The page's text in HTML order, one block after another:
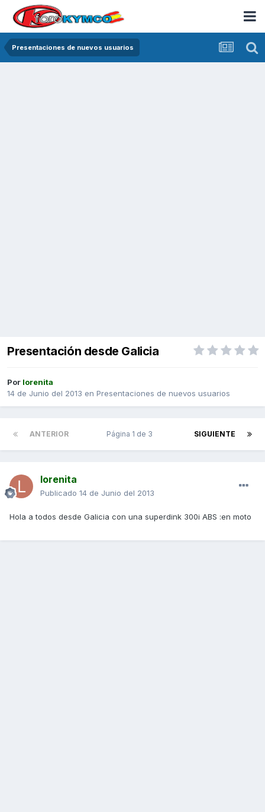
Presentaciones de nuevos usuarios
Presentación desde Galicia
Por lorenita
14 de Junio del 2013 en Presentaciones de nuevos usuarios
ANTERIOR SIGUIENTE
Página 1 de 3
lorenita
Publicado 14 de Junio del 2013
Hola a todos desde Galicia con una superdink 300i ABS :en moto